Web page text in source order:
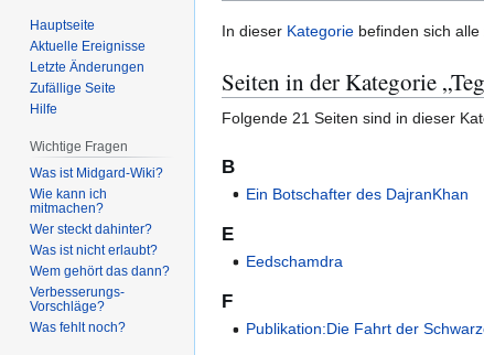
Zur
springen
Zur
springen
In dieser Kategorie befinden sich alle
Seiten in der Kategorie
Folgende 21 Seiten sind in dieser
B
Ein Botschafter des DajranKhan
E
Eedschamdra
F
Publikation:Die Fahrt der
Hauptseite
Aktuelle Ereignisse
Letzte Änderungen
Zufällige Seite
Hilfe
Wichtige Fragen
Was ist Midgard-Wiki?
Wie kann ich
mitmachen?
Wer steckt dahinter?
Was ist nicht erlaubt?
Wem gehört das dann?
Verbesserungs-
Vorschläge?
Was fehlt noch?